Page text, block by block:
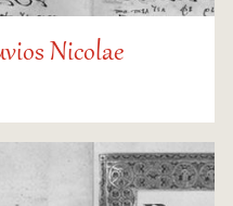
Nicolae